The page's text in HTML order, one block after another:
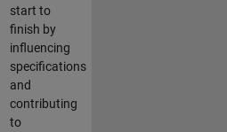
start to
finish by
influencing
specifications
and
contributing
to